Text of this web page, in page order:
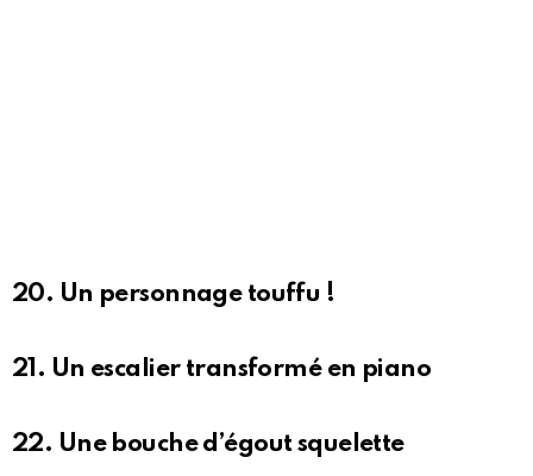
20. Un personnage touffu !
21. Un escalier transformé en piano
22. Une bouche d’égout squelette